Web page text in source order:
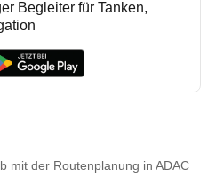
Begleiter für Tanken,
mit der Routenplanung in ADAC